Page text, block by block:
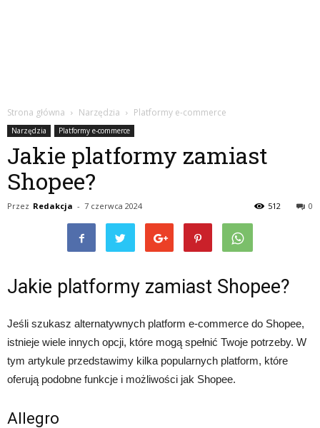
Strona główna Narzędzia Platformy e-commerce
Narzędzia Platformy e-commerce
Jakie platformy zamiast
Shopee?
Przez Redakcja - 7 czerwca 2024 0
512
Jakie platformy zamiast Shopee?
Jeśli szukasz alternatywnych platform e-commerce do Shopee,
istnieje wiele innych opcji, które mogą spełnić Twoje potrzeby. W
tym artykule przedstawimy kilka popularnych platform, które
oferują podobne funkcje i możliwości jak Shopee.
Allegro